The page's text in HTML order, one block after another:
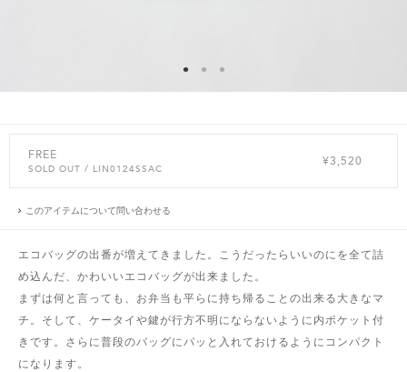
FREE
SOLD OUT / LIN0124SSAC
¥3,520
このアイテムについて問い合わせる
エコバッグの出番が増えてきました。こうだったらいいのにを全て詰
め込んだ、かわいいエコバッグが出来ました。
まずは何と言っても、お弁当も平らに持ち帰ることの出来る大きなマ
チ。そして、ケータイや鍵が行方不明にならないように内ポケット付
きです。さらに普段のバッグにパッと入れておけるようにコンパクト
になります。